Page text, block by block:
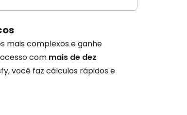
mais complexos e ganhe
com mais de dez
você faz cálculos rápidos e